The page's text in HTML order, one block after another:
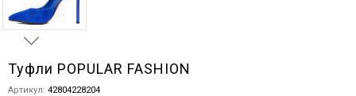
Туфли POPULAR FASHION
Артикул: 42804228204